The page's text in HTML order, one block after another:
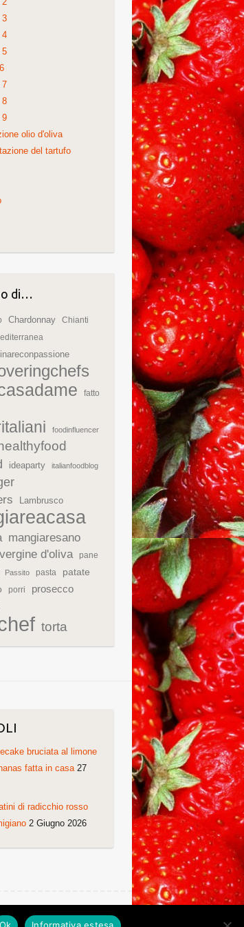
3
4
5
7
8
9
olio d'oliva
del tartufo
di…
Chardonnay Chianti
fatto
foodinfluencer
healthyfood
ideaparty italianfoodblog
Lambrusco
mangiaresano
d'oliva
pane
Passito pasta patate
porri prosecco
torta
bruciata al limone
fatta in casa 27
di radicchio rosso
2 Giugno 2026
di Cristina. Non copiare grazie!